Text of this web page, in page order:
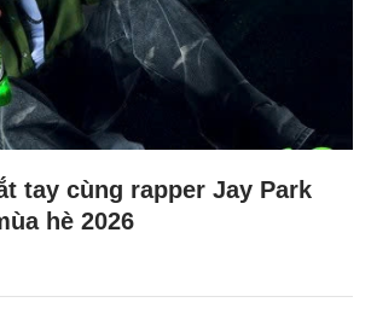
tay cùng rapper Jay Park
hè 2026